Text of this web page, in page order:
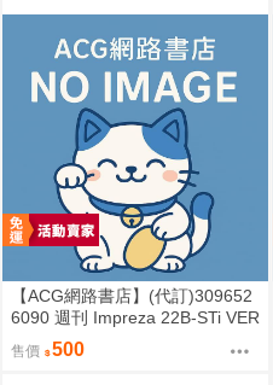
【ACG網路書店】(代訂)309652
6090 週刊 Impreza 22B-STi VER
SION をつくる (7)
售價 500